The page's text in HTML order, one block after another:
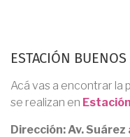
ESTACIÓN BUENOS
Acá vas a encontrar la
se realizan en
Dirección: Av. Suárez